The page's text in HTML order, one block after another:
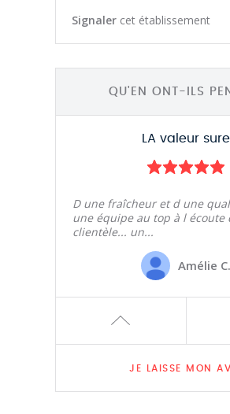
Signaler cet établissement
QU'EN ONT-ILS
Un endroit calme pour
Maïté G.
LA valeur sure
D une fraîcheur et d une
une équipe au top à l écoute
clientèle... un...
Amélie C.
JE LAISSE MON